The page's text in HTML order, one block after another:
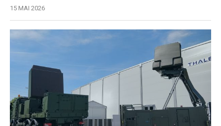
15 MAI 2026